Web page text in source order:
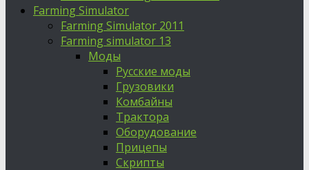
Farming Simulator
Farming Simulator 2011
Farming simulator 13
Моды
Русские моды
Грузовики
Комбайны
Трактора
Оборудование
Прицепы
Скрипты